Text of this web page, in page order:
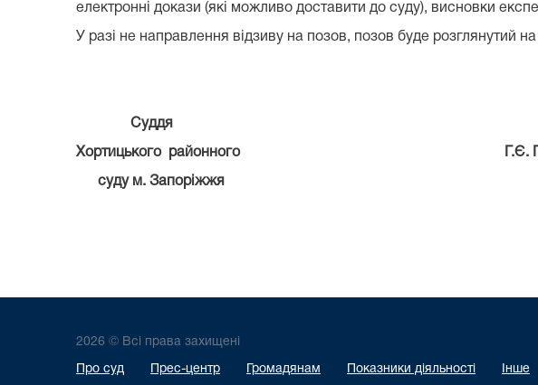
електронні докази (які можливо доставити до суду), висновки
У разі не направлення відзиву на позов, позов буде розглянутий
Суддя
Хортицького районного Г.Є.
суду м. Запоріжжя
2026 © Всі права захищені
Про суд Прес-центр Громадянам Показники діяльності Інше